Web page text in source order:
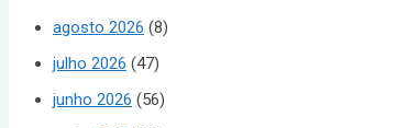
agosto 2026 (8)
julho 2026 (47)
junho 2026 (56)